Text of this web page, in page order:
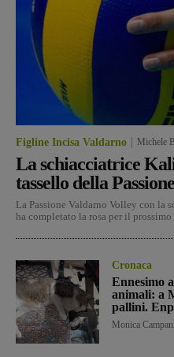
Figline Incisa Valdarno Michele
La schiacciatrice
tassello della
La Passione Valdarno Volley con la
ha completato la rosa per il prossimo
Cronaca
Ennesimo
animali: a
pallini.
Monica